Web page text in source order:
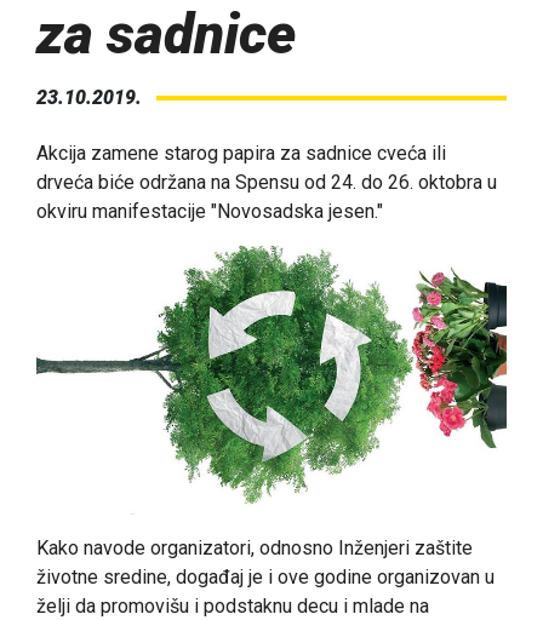
za sadnice
23.10.2019.
Akcija zamene starog papira za sadnice cveća ili
drveća biće održana na Spensu od 24. do 26. oktobra u
okviru manifestacije "Novosadska jesen."
Kako navode organizatori, odnosno Inženjeri zaštite
životne sredine, događaj je i ove godine organizovan u
želji da promovišu i podstaknu decu i mlade na